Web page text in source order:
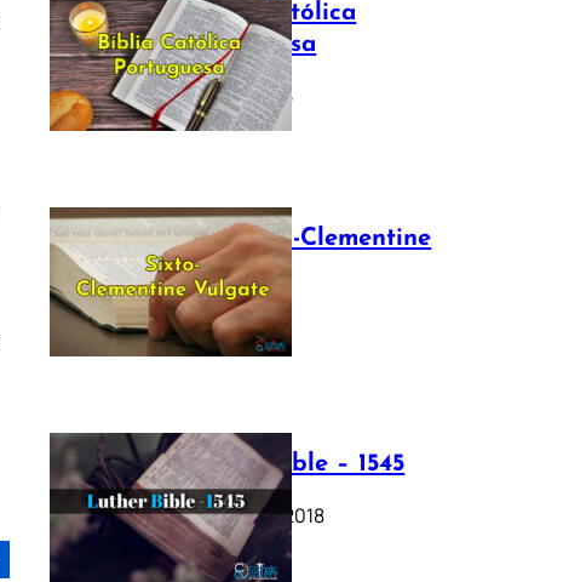
Bíblia Católica
Portuguesa
July 16, 2025
The Sixto-Clementine
Vulgate
July 12, 2025
Luther Bible – 1545
October 17, 2018